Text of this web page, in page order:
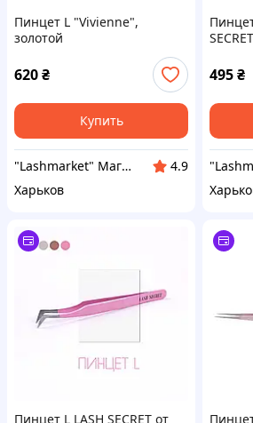
Пинцет L "Vivienne",
золотой
620₴
Купить
"Lashmarket" Магазин материалов для наращивания и ламинирования ресниц, окрашивания бровей
4.9
Харьков
495₴
Пинцет L LASH SECRET от